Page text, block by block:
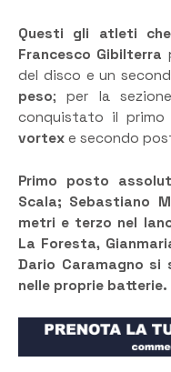
Questi gli atleti
Francesco Gibilterra
del disco e un
peso; per la
conquistato il
vortex e secondo
Primo posto
Scala; Sebastiano
metri e terzo nel
La Foresta,
Dario Caramagno
nelle proprie batterie.